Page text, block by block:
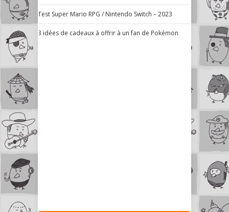
Test Super Mario RPG / Nintendo Switch – 2023
3 idées de cadeaux à offrir à un fan de Pokémon